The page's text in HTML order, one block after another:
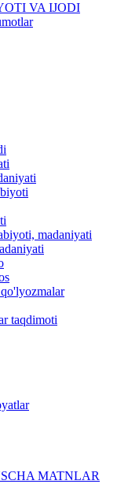
VA IJODI
madaniyati
taqdimoti
MATNLAR